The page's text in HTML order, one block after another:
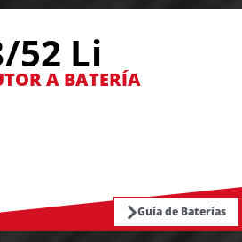
52 Li
A BATERÍA
Guía de Baterías